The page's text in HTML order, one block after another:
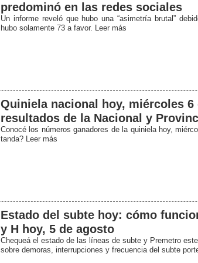
predominó en las redes sociales
Un informe reveló que hubo una “asimetría brutal”
hubo solamente 73 a favor. Leer más
Quiniela nacional hoy, miércoles 6
resultados de la Nacional y
Conocé los números ganadores de la quiniela hoy,
tanda? Leer más
Estado del subte hoy: cómo
y H hoy, 5 de agosto
Chequeá el estado de las líneas de subte y Premetro
sobre demoras, interrupciones y frecuencia del subte